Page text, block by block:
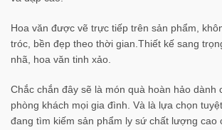
Hoa văn được vẽ trực tiếp trên sản phẩm,
tróc, bền đẹp theo thời gian.​Thiết kế sang
nhã, hoa văn tinh xảo.
Chắc chắn đây sẽ là món quà hoàn hảo dành
phòng khách mọi gia đình. Và là lựa chọn
đang tìm kiếm sản phẩm ly sứ chất lượng cao